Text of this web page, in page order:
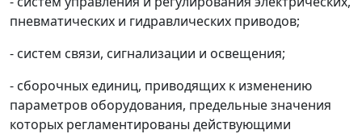
пневматических и гидравлических приводов;
- систем связи, сигнализации и освещения;
- сборочных единиц, приводящих к изменению
параметров оборудования, предельные значения
которых регламентированы действующими